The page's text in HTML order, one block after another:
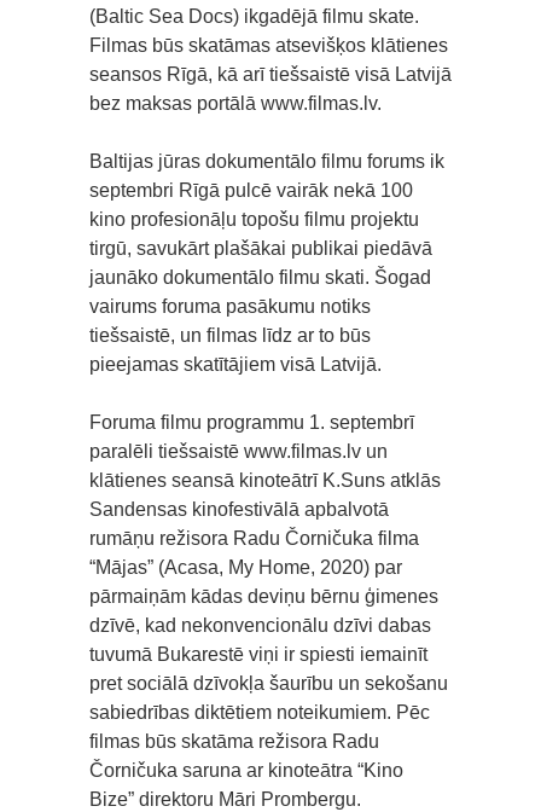
(Baltic Sea Docs) ikgadējā filmu skate.
Filmas būs skatāmas atsevišķos klātienes
seansos Rīgā, kā arī tiešsaistē visā Latvijā
bez maksas portālā www.filmas.lv.
Baltijas jūras dokumentālo filmu forums ik
septembri Rīgā pulcē vairāk nekā 100
kino profesionāļu topošu filmu projektu
tirgū, savukārt plašākai publikai piedāvā
jaunāko dokumentālo filmu skati. Šogad
vairums foruma pasākumu notiks
tiešsaistē, un filmas līdz ar to būs
pieejamas skatītājiem visā Latvijā.
Foruma filmu programmu 1. septembrī
paralēli tiešsaistē www.filmas.lv un
klātienes seansā kinoteātrī K.Suns atklās
Sandensas kinofestivālā apbalvotā
rumāņu režisora Radu Čorničuka filma
“Mājas” (Acasa, My Home, 2020) par
pārmaiņām kādas deviņu bērnu ģimenes
dzīvē, kad nekonvencionālu dzīvi dabas
tuvumā Bukarestē viņi ir spiesti iemainīt
pret sociālā dzīvokļa šaurību un sekošanu
sabiedrības diktētiem noteikumiem. Pēc
filmas būs skatāma režisora Radu
Čorničuka saruna ar kinoteātra “Kino
Bize” direktoru Māri Prombergu.